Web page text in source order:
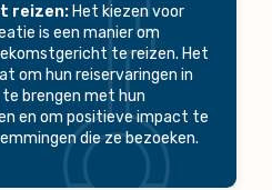
reizen: Het kiezen voor
is een manier om
te reizen. Het
om hun reiservaringen in
brengen met hun
en om positieve impact te
die ze bezoeken.